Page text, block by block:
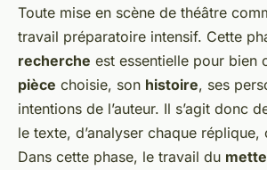
Toute mise en scène de théâtre
travail préparatoire intensif. Cette
recherche est essentielle pour bien
pièce choisie, son histoire, ses
intentions de l’auteur. Il s’agit donc
le texte, d’analyser chaque réplique,
Dans cette phase, le travail du